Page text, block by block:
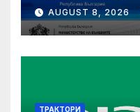
телефонен
министъра
работи на
република
AUGUST 8, 2026
ТРАКТОРИ